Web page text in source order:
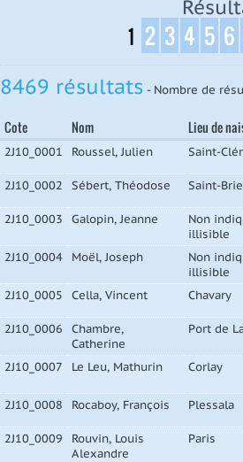
1 2 3 4 5 6
8469 résultats - Nombre de
Cote Nom Lieu de
2J10_0001 Roussel, Julien Saint-
2J10_0002 Sébert, Théodose Saint-
2J10_0003 Galopin, Jeanne
Non
illisible
2J10_0004 Moël, Joseph
Non
illisible
2J10_0005 Cella, Vincent Chavary
2J10_0006
Chambre,
Catherine
Port de
2J10_0007 Le Leu, Mathurin Corlay
2J10_0008
Rocaboy, François Plessala
2J10_0009
Rouvin, Louis
Alexandre
Paris